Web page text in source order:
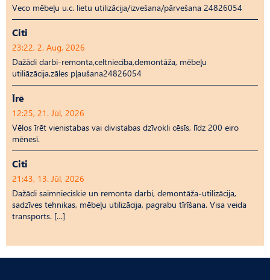
Veco mēbeļu u.c. lietu utilizācija/izvešana/pārvešana 24826054
Citi
23:22, 2. Aug, 2026
Dažādi darbi-remonta,celtniecība,demontāža, mēbeļu
utiliāzācija,zāles pļaušana24826054
Īrē
12:25, 21. Jūl, 2026
Vēlos īrēt vienistabas vai divistabas dzīvokli cēsīs, līdz 200 eiro
mēnesī.
Citi
21:43, 13. Jūl, 2026
Dažādi saimnieciskie un remonta darbi, demontāža-utilizācija,
sadzīves tehnikas, mēbeļu utilizācija, pagrabu tīrīšana. Visa veida
transports. […]